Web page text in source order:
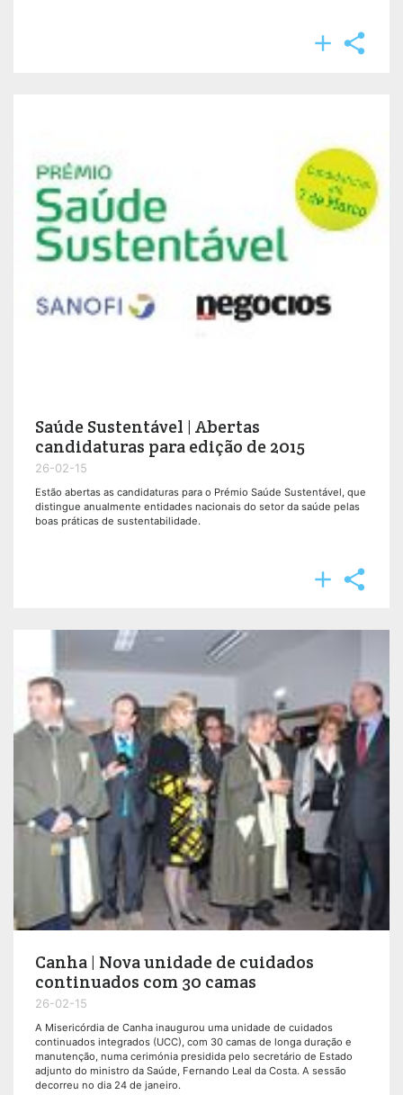
 
Saúde Sustentável | Abertas
candidaturas para edição de 2015
26-02-15
Estão abertas as candidaturas para o Prémio Saúde Sustentável, que
distingue anualmente entidades nacionais do setor da saúde pelas
boas práticas de sustentabilidade.
 
Canha | Nova unidade de cuidados
continuados com 30 camas
26-02-15
A Misericórdia de Canha inaugurou uma unidade de cuidados
continuados integrados (UCC), com 30 camas de longa duração e
manutenção, numa cerimónia presidida pelo secretário de Estado
adjunto do ministro da Saúde, Fernando Leal da Costa. A sessão
decorreu no dia 24 de janeiro.